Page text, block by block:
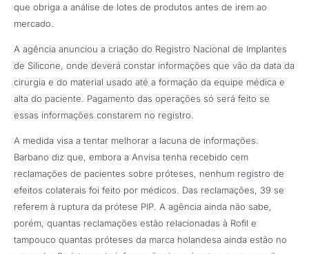
que obriga a análise de lotes de produtos antes de irem ao
mercado.
A agência anunciou a criação do Registro Nacional de Implantes
de Silicone, onde deverá constar informações que vão da data da
cirurgia e do material usado até a formação da equipe médica e
alta do paciente. Pagamento das operações só será feito se
essas informações constarem no registro.
A medida visa a tentar melhorar a lacuna de informações.
Barbano diz que, embora a Anvisa tenha recebido cem
reclamações de pacientes sobre próteses, nenhum registro de
efeitos colaterais foi feito por médicos. Das reclamações, 39 se
referem à ruptura da prótese PIP. A agência ainda não sabe,
porém, quantas reclamações estão relacionadas à Rofil e
tampouco quantas próteses da marca holandesa ainda estão no